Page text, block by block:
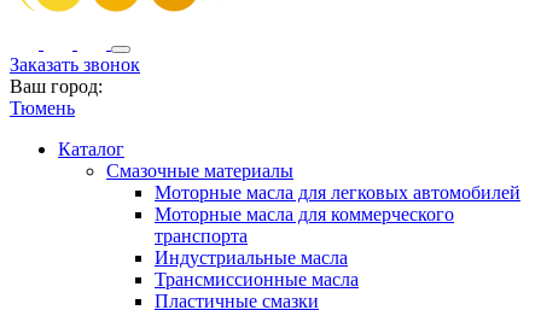
Заказать звонок
Ваш город:
Тюмень
Каталог
Смазочные материалы
Моторные масла для легковых автомобилей
Моторные масла для коммерческого
транспорта
Индустриальные масла
Трансмиссионные масла
Пластичные смазки